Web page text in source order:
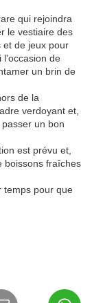
qui rejoindra
le vestiaire des
et de jeux pour
l'occasion de
un brin de
de la
verdoyant et,
un bon
est prévu et,
boissons fraîches
temps pour que